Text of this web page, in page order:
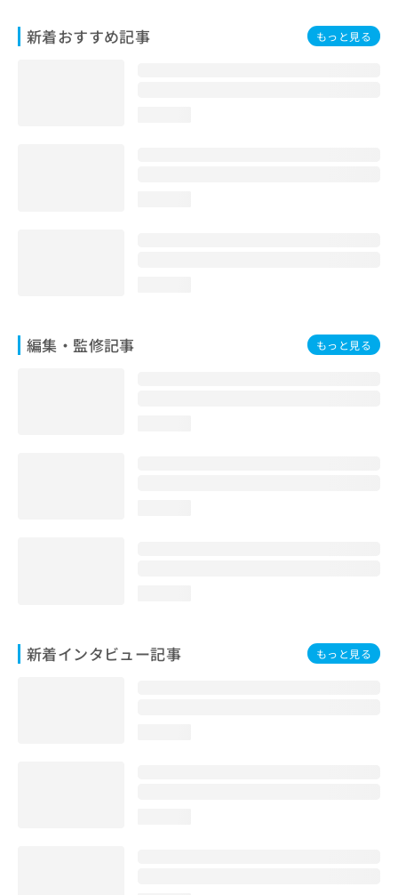
新着おすすめ記事 もっと見る
編集・監修記事 もっと見る
新着インタビュー記事 もっと見る
問
い